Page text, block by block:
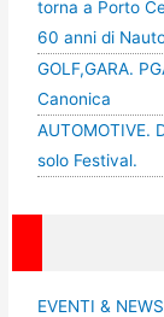
torna a Porto
60 anni di
GOLF,GARA.
Canonica
AUTOMOTIVE.
solo Festival.
EVENTI & NEWS